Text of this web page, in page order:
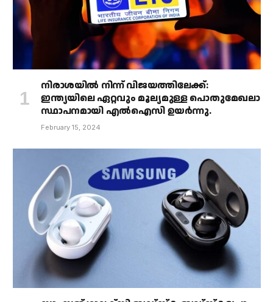
നിരാശയിൽ നിന്ന് വിജയത്തിലേക്ക്:
ഇന്ത്യയിലെ ഏറ്റവും മൂല്യമുള്ള പൊതുമേഖലാ
സ്ഥാപനമായി എൽഐസി ഉയർന്നു.
February 15, 2024